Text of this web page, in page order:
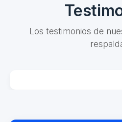
Los testimonios de